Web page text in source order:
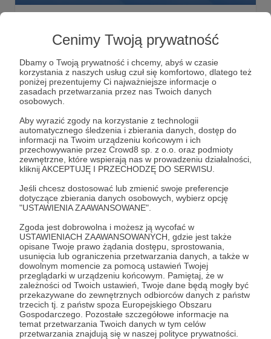
Cenimy Twoją prywatność
Dbamy o Twoją prywatność i chcemy, abyś w czasie
korzystania z naszych usług czuł się komfortowo, dlatego też
poniżej prezentujemy Ci najważniejsze informacje o
zasadach przetwarzania przez nas Twoich danych
osobowych.
Aby wyrazić zgody na korzystanie z technologii
automatycznego śledzenia i zbierania danych, dostęp do
informacji na Twoim urządzeniu końcowym i ich
przechowywanie przez Crowd8 sp. z o.o. oraz podmioty
zewnętrzne, które wspierają nas w prowadzeniu działalności,
kliknij AKCEPTUJĘ I PRZECHODZĘ DO SERWISU.
Jeśli chcesz dostosować lub zmienić swoje preferencje
dotyczące zbierania danych osobowych, wybierz opcję
"USTAWIENIA ZAAWANSOWANE".
Zgoda jest dobrowolna i możesz ją wycofać w
USTAWIENIACH ZAAWANSOWANYCH, gdzie jest także
opisane Twoje prawo żądania dostępu, sprostowania,
usunięcia lub ograniczenia przetwarzania danych, a także w
dowolnym momencie za pomocą ustawień Twojej
przeglądarki w urządzeniu końcowym. Pamiętaj, że w
zależności od Twoich ustawień, Twoje dane będą mogły być
przekazywane do zewnętrznych odbiorców danych z państw
trzecich tj. z państw spoza Europejskiego Obszaru
Gospodarczego. Pozostałe szczegółowe informacje na
temat przetwarzania Twoich danych w tym celów
przetwarzania znajdują się w naszej polityce prywatności.
historycznych ma sens?
Przez sporą część XIX wieku i cały wiek XX wielkie imperia
Europy tworzyły mitologię historyczną skupioną na
własnej tradycji. Publikowano i badano źródła,
popularyzowano wiedzę, także poprzez formy lżejsze i
bardziej przystępne dla czytelnika. Intencją tych poczynań
była dominacja polityczna w sferze propagandy i integracja
narodu wokół treści historycznych.
historia książki Henryk Sienkiewicz +1
Dołącz do grona Patronów!
Wesprzyj działalność AutoraGabriel Maciejewski
już
teraz!
Zostań Patronem